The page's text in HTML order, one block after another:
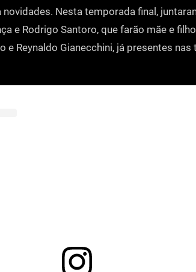
Nesta temporada final,
e Rodrigo Santoro, que farão mãe e
e Reynaldo Gianecchini, já presentes